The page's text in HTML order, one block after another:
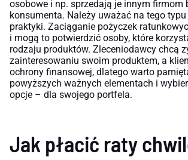
osobowe i np. sprzedają je innym firmom
konsumenta. Należy uważać na tego
praktyki. Zaciąganie pożyczek
i mogą to potwierdzić osoby, które
rodzaju produktów. Zleceniodawcy chcą
zainteresowaniu swoim produktem, a
ochrony finansowej, dlatego warto
powyższych ważnych elementach i
opcje – dla swojego portfela.
Jak płacić raty